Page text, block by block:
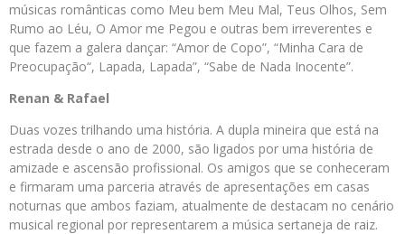
músicas românticas como Meu bem Meu Mal, Teus Olhos, Sem
Rumo ao Léu, O Amor me Pegou e outras bem irreverentes e
que fazem a galera dançar: “Amor de Copo”, “Minha Cara de
Preocupação“, Lapada, Lapada”, “Sabe de Nada Inocente”.
Renan & Rafael
Duas vozes trilhando uma história. A dupla mineira que está na
estrada desde o ano de 2000, são ligados por uma história de
amizade e ascensão profissional. Os amigos que se conheceram
e firmaram uma parceria através de apresentações em casas
noturnas que ambos faziam, atualmente de destacam no cenário
musical regional por representarem a música sertaneja de raiz.